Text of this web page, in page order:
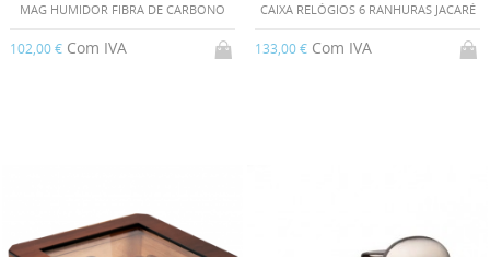
MAG HUMIDOR FIBRA DE CARBONO
102,00 € Com IVA
CAIXA RELÓGIOS 6 RANHURAS JACARÉ
133,00 € Com IVA